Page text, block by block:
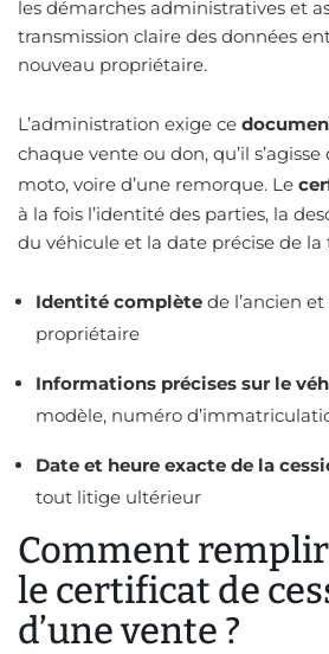
les démarches administratives et
transmission claire des données
nouveau propriétaire.
L’administration exige ce
chaque vente ou don, qu’il s’agisse
moto, voire d’une remorque. Le
à la fois l’identité des parties, la
du véhicule et la date précise de la
Identité complète de l’ancien
propriétaire
Informations précises sur le
modèle, numéro
Date et heure exacte de la
tout litige ultérieur
Comment
le certificat de
d’une vente ?